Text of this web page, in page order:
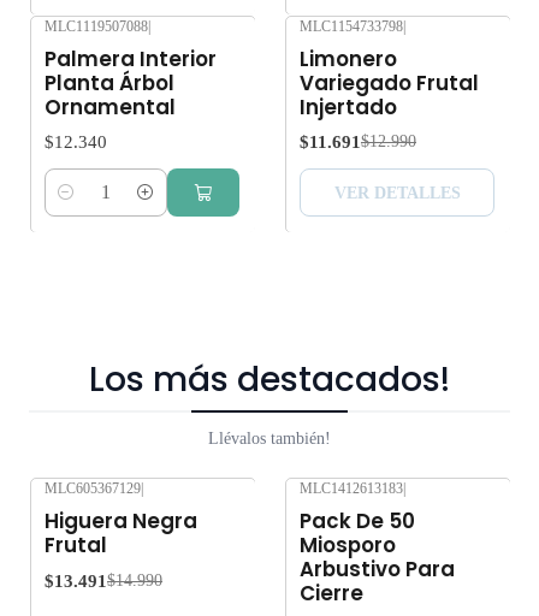
MLC1119507088|
Palmera Interior
Planta Árbol
Ornamental
$12.340
Cantidad
Agotado
MLC1154733798|
Limonero
Variegado Frutal
Injertado
$11.691 $12.990
VER DETALLES
Los más destacados!
Llévalos también!
MLC605367129
Higuera Negra
Frutal
$13.491 $14.990
MLC1412613183
Pack De 50
Miosporo
Arbustivo Para
Cierre